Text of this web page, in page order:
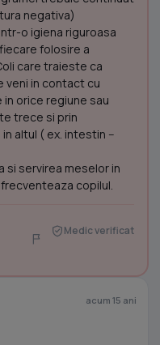
negativa)
o igiena riguroasa
folosire a
care traieste ca
in contact cu
orice regiune sau
trece si prin
altul ( ex. intestin --
si servirea meselor in
copilul.
Medic verificat
acum 15 ani